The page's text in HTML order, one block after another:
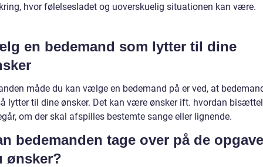
hvor følelsesladet og uoverskuelig situationen kan være.
en bedemand som lytter til dine
måde du kan vælge en bedemand på er ved, at
lytter til dine ønsker. Det kan være ønsker ift. hvordan
om der skal afspilles bestemte sange eller lignende.
bedemanden tage over på de
ønsker?